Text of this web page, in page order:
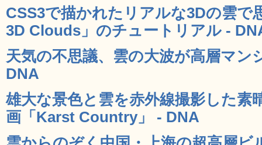
CSS3で描かれたリアルな3Dの雲で
3D Clouds」のチュートリアル -
天気の不思議、雲の大波が高層マン
DNA
雄大な景色と雲を赤外線撮影した素
画「Karst Country」 - DNA